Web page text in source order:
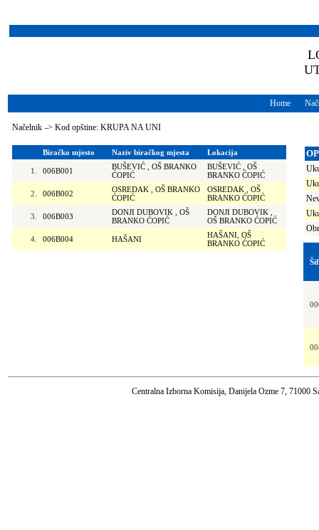
Home
Načelnik -> Kod opštine: KRUPA NA UNI
Biračko mjesto Naziv biračkog mjesta Lokacija
1. 006B001
BUŠEVIĆ , OŠ BRANKO
ĆOPIĆ
BUŠEVIĆ , OŠ
BRANKO ĆOPIĆ
2. 006B002
OSREDAK , OŠ BRANKO
ĆOPIĆ
OSREDAK , OŠ
BRANKO ĆOPIĆ
3. 006B003
DONJI DUBOVIK , OŠ
BRANKO ĆOPIĆ
DONJI DUBOVIK ,
OŠ BRANKO ĆOPIĆ
4. 006B004 HAŠANI
HAŠANI, OŠ
BRANKO ĆOPIĆ
Centralna Izborna Komisija, Danijela Ozme 7, 71000